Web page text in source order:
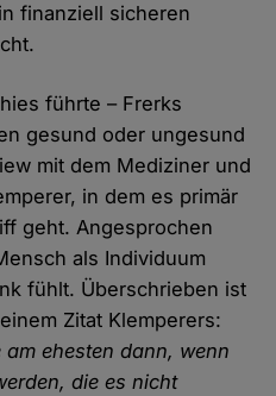
finanziell sicheren
führte – Frerks
gesund oder ungesund
mit dem Mediziner und
in dem es primär
geht. Angesprochen
als Individuum
fühlt. Überschrieben ist
Zitat Klemperers:
ehesten dann, wenn
die es nicht